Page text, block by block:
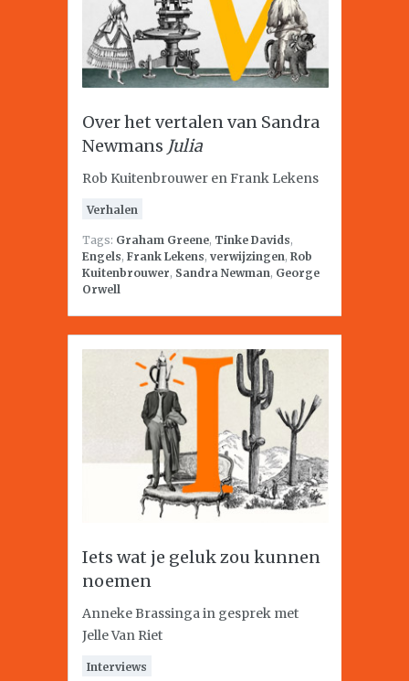
Over het vertalen van Sandra
Newmans Julia
Rob Kuitenbrouwer en Frank Lekens
Verhalen
Tags: Graham Greene, Tinke Davids,
Engels, Frank Lekens, verwijzingen, Rob
Kuitenbrouwer, Sandra Newman, George
Orwell
Iets wat je geluk zou kunnen
noemen
Anneke Brassinga in gesprek met
Jelle Van Riet
Interviews